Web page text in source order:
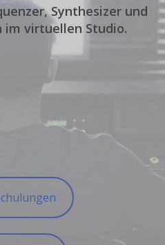
Synthesizer und
im virtuellen Studio.